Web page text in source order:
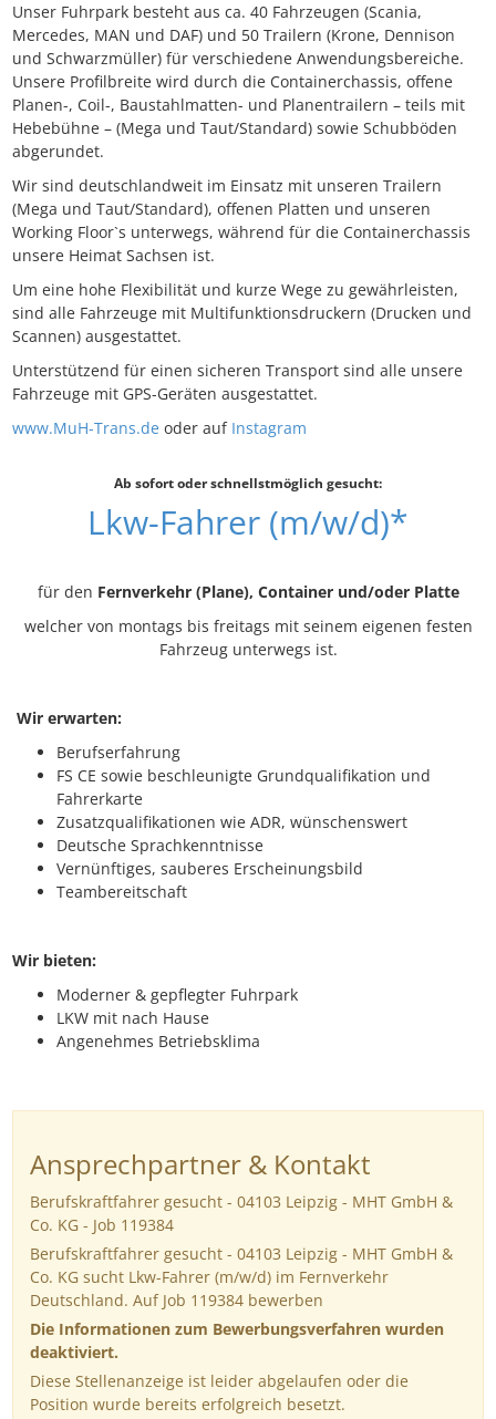
Unser Fuhrpark besteht aus ca. 40 Fahrzeugen (Scania,
Mercedes, MAN und DAF) und 50 Trailern (Krone, Dennison
und Schwarzmüller) für verschiedene Anwendungsbereiche.
Unsere Profilbreite wird durch die Containerchassis, offene
Planen-, Coil-, Baustahlmatten- und Planentrailern – teils mit
Hebebühne – (Mega und Taut/Standard) sowie Schubböden
abgerundet.
Wir sind deutschlandweit im Einsatz mit unseren Trailern
(Mega und Taut/Standard), offenen Platten und unseren
Working Floor`s unterwegs, während für die Containerchassis
unsere Heimat Sachsen ist.
Um eine hohe Flexibilität und kurze Wege zu gewährleisten,
sind alle Fahrzeuge mit Multifunktionsdruckern (Drucken und
Scannen) ausgestattet.
Unterstützend für einen sicheren Transport sind alle unsere
Fahrzeuge mit GPS-Geräten ausgestattet.
www.MuH-Trans.de oder auf Instagram
Ab sofort oder schnellstmöglich gesucht:
Lkw-Fahrer (m/w/d)*
für den Fernverkehr (Plane), Container und/oder Platte
welcher von montags bis freitags mit seinem eigenen festen
Fahrzeug unterwegs ist.
Wir erwarten:
Berufserfahrung
FS CE sowie beschleunigte Grundqualifikation und
Fahrerkarte
Zusatzqualifikationen wie ADR, wünschenswert
Deutsche Sprachkenntnisse
Vernünftiges, sauberes Erscheinungsbild
Teambereitschaft
Wir bieten:
Moderner & gepflegter Fuhrpark
LKW mit nach Hause
Angenehmes Betriebsklima
Ansprechpartner & Kontakt
Berufskraftfahrer gesucht - 04103 Leipzig - MHT GmbH &
Co. KG - Job 119384
Berufskraftfahrer gesucht - 04103 Leipzig - MHT GmbH &
Co. KG sucht Lkw-Fahrer (m/w/d) im Fernverkehr
Deutschland. Auf Job 119384 bewerben
Die Informationen zum Bewerbungsverfahren wurden
deaktiviert.
Diese Stellenanzeige ist leider abgelaufen oder die
Position wurde bereits erfolgreich besetzt.